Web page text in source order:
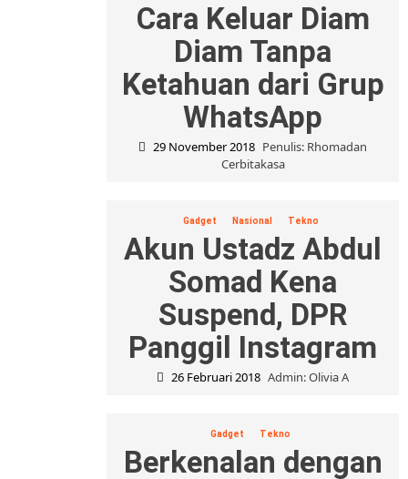
Cara Keluar Diam
Diam Tanpa
Ketahuan dari Grup
WhatsApp
29 November 2018 Penulis: Rhomadan
Cerbitakasa
Gadget Nasional Tekno
Akun Ustadz Abdul
Somad Kena
Suspend, DPR
Panggil Instagram
26 Februari 2018 Admin: Olivia A
Gadget Tekno
Berkenalan dengan